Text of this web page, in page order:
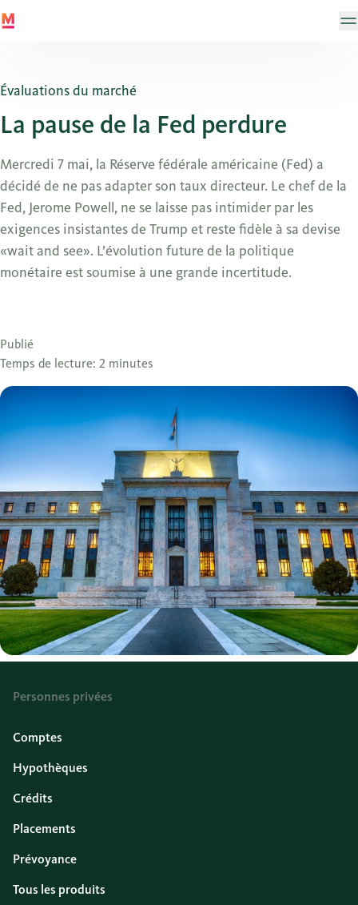
Évaluations du marché
La pause de la Fed perdure
Mercredi 7 mai, la Réserve fédérale américaine (Fed) a
décidé de ne pas adapter son taux directeur. Le chef de la
Fed, Jerome Powell, ne se laisse pas intimider par les
exigences insistantes de Trump et reste fidèle à sa devise
«wait and see». L’évolution future de la politique
monétaire est soumise à une grande incertitude.
Publié
Temps de lecture: 2 minutes
Personnes privées
Comptes
Hypothèques
Crédits
Placements
Prévoyance
Tous les produits